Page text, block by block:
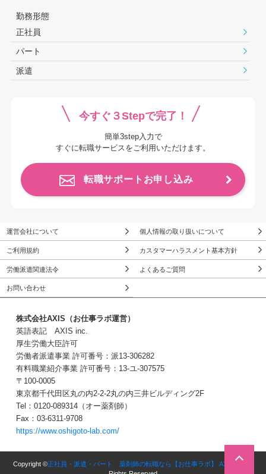
３Stepで簡単！ 無料転職サポートに申し込む
勤務形態
正社員
パート
派遣
今すぐ３Stepで完了！
簡単3step入力で
すぐに転職サービスをご利用いただけます。
転職サポートお申し込み
運営会社について 個人情報の取り扱いについて
ご利用規約 カスタマーハラスメント基本方針
労働派遣関連法令 よくあるご質問
お問い合わせ
株式会社AXIS（お仕事ラボ運営）
英語表記 AXIS inc.
厚生労働大臣許可
労働者派遣事業 許可番号：派13-306282
有料職業紹介事業 許可番号：13-ユ-307575
〒100-0005
東京都千代田区丸の内2-2-2丸の内三井ビルディング2F
Tel：0120-089314（オー薬剤師）
Fax：03-6311-9708
https://www.oshigoto-lab.com/
Copyright ©正社員・派遣・パート 薬剤師の転職なら【お仕事ラボ】 AXIS inc.